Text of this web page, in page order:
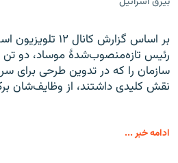
بر اساس گزارش
رئیس تازه‌منصوب‌شدۀ موساد، دو تن
سازمان را که در تدوین طرحی برای
نقش کلیدی داشتند، از وظایف‌شان
ادامه خبر ...